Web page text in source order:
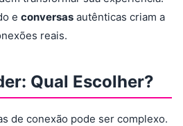
e conversas autênticas criam a
reais.
Qual Escolher?
de conexão pode ser complexo.